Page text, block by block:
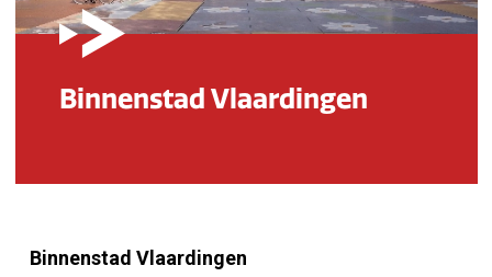
Binnenstad Vlaardingen
Binnenstad Vlaardingen